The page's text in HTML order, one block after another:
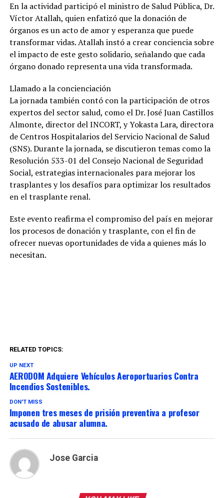
En la actividad participó el ministro de Salud Pública, Dr.
Víctor Atallah, quien enfatizó que la donación de
órganos es un acto de amor y esperanza que puede
transformar vidas. Atallah instó a crear conciencia sobre
el impacto de este gesto solidario, señalando que cada
órgano donado representa una vida transformada.
Llamado a la concienciación
La jornada también contó con la participación de otros
expertos del sector salud, como el Dr. José Juan Castillos
Almonte, director del INCORT, y Yokasta Lara, directora
de Centros Hospitalarios del Servicio Nacional de Salud
(SNS). Durante la jornada, se discutieron temas como la
Resolución 533-01 del Consejo Nacional de Seguridad
Social, estrategias internacionales para mejorar los
trasplantes y los desafíos para optimizar los resultados
en el trasplante renal.
Este evento reafirma el compromiso del país en mejorar
los procesos de donación y trasplante, con el fin de
ofrecer nuevas oportunidades de vida a quienes más lo
necesitan.
RELATED TOPICS:
UP NEXT
AERODOM Adquiere Vehículos Aeroportuarios Contra
Incendios Sostenibles.
DON'T MISS
Imponen tres meses de prisión preventiva a profesor
acusado de abusar alumna.
Jose Garcia